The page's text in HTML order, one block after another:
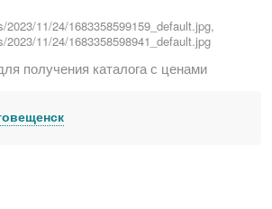
11/24/1683358599159_default.jpg,
11/24/1683358598941_default.jpg
получения каталога с ценами